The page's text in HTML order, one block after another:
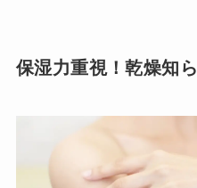
保湿力重視！乾燥知